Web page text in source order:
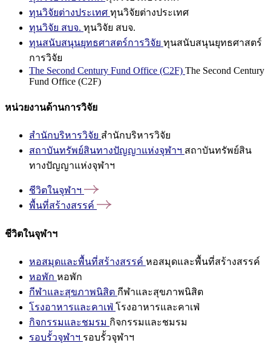
ทุนวิจัยต่างประเทศ ทุนวิจัยต่างประเทศ
ทุนวิจัย สบจ. ทุนวิจัย สบจ.
ทุนสนับสนุนยุทธศาสตร์การวิจัย ทุนสนับสนุนยุทธศาสตร์
การวิจัย
The Second Century Fund Office (C2F) The Second Century
Fund Office (C2F)
หน่วยงานด้านการวิจัย
สำนักบริหารวิจัย สำนักบริหารวิจัย
สถาบันทรัพย์สินทางปัญญาแห่งจุฬาฯ สถาบันทรัพย์สิน
ทางปัญญาแห่งจุฬาฯ
ชีวิตในจุฬาฯ
พื้นที่สร้างสรรค์
ชีวิตในจุฬาฯ
หอสมุดและพื้นที่สร้างสรรค์ หอสมุดและพื้นที่สร้างสรรค์
หอพัก หอพัก
กีฬาและสุขภาพนิสิต กีฬาและสุขภาพนิสิต
โรงอาหารและคาเฟ่ โรงอาหารและคาเฟ่
กิจกรรมและชมรม กิจกรรมและชมรม
รอบรั้วจุฬาฯ รอบรั้วจุฬาฯ